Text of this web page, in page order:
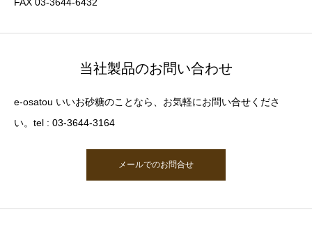
当社製品のお問い合わせ
e-osatou いいお砂糖のことなら、お気軽にお問い合せくださ
い。tel : 03-3644-3164
メールでのお問合せ